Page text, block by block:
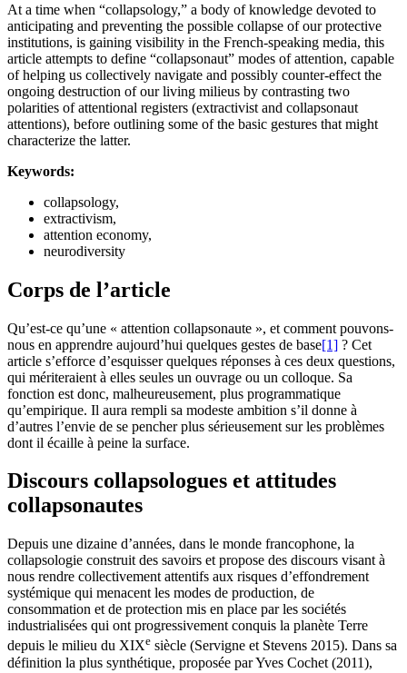
At a time when “collapsology,” a body of knowledge devoted to
anticipating and preventing the possible collapse of our protective
institutions, is gaining visibility in the French-speaking media, this
article attempts to define “collapsonaut” modes of attention, capable
of helping us collectively navigate and possibly counter-effect the
ongoing destruction of our living milieus by contrasting two
polarities of attentional registers (extractivist and collapsonaut
attentions), before outlining some of the basic gestures that might
characterize the latter.
Keywords:
collapsology,
extractivism,
attention economy,
neurodiversity
Corps de l’article
Qu’est-ce qu’une « attention collapsonaute », et comment pouvons-
nous en apprendre aujourd’hui quelques gestes de base[1] ? Cet
article s’efforce d’esquisser quelques réponses à ces deux questions,
qui mériteraient à elles seules un ouvrage ou un colloque. Sa
fonction est donc, malheureusement, plus programmatique
qu’empirique. Il aura rempli sa modeste ambition s’il donne à
d’autres l’envie de se pencher plus sérieusement sur les problèmes
dont il écaille à peine la surface.
Discours collapsologues et attitudes
collapsonautes
Depuis une dizaine d’années, dans le monde francophone, la
collapsologie construit des savoirs et propose des discours visant à
nous rendre collectivement attentifs aux risques d’effondrement
systémique qui menacent les modes de production, de
consommation et de protection mis en place par les sociétés
industrialisées qui ont progressivement conquis la planète Terre
depuis le milieu du XIXe siècle (Servigne et Stevens 2015). Dans sa
définition la plus synthétique, proposée par Yves Cochet (2011),